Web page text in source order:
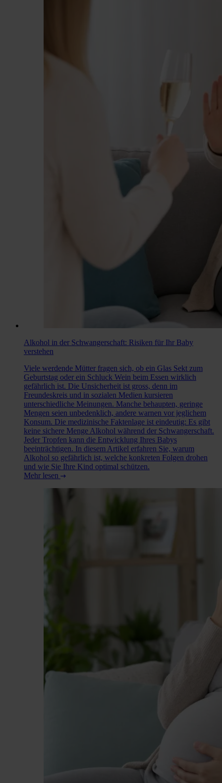
Alkohol in der Schwangerschaft: Risiken für Ihr Baby
verstehen
Viele werdende Mütter fragen sich, ob ein Glas Sekt zum
Geburtstag oder ein Schluck Wein beim Essen wirklich
gefährlich ist. Die Unsicherheit ist gross, denn im
Freundeskreis und in sozialen Medien kursieren
unterschiedliche Meinungen. Manche behaupten, geringe
Mengen seien unbedenklich, andere warnen vor jeglichem
Konsum. Die medizinische Faktenlage ist eindeutig: Es gibt
keine sichere Menge Alkohol während der Schwangerschaft.
Jeder Tropfen kann die Entwicklung Ihres Babys
beeinträchtigen. In diesem Artikel erfahren Sie, warum
Alkohol so gefährlich ist, welche konkreten Folgen drohen
und wie Sie Ihre Kind optimal schützen.
Mehr lesen